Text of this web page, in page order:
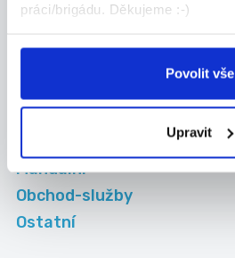
práci/brigádu. Děkujeme :-)
Povolit vše
Upravit
brigád
Manuální
Obchod-služby
Ostatní